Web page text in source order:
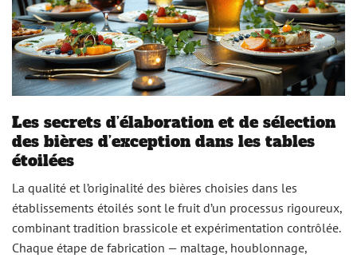
Les secrets d’élaboration et de sélection
des bières d’exception dans les tables
étoilées
La qualité et l’originalité des bières choisies dans les
établissements étoilés sont le fruit d’un processus rigoureux,
combinant tradition brassicole et expérimentation contrôlée.
Chaque étape de fabrication — maltage, houblonnage,